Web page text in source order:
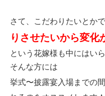
さて、こだわりたいとか
りさせたいから変化
という花嫁様も中にはい
そんな方には
挙式〜披露宴入場までの